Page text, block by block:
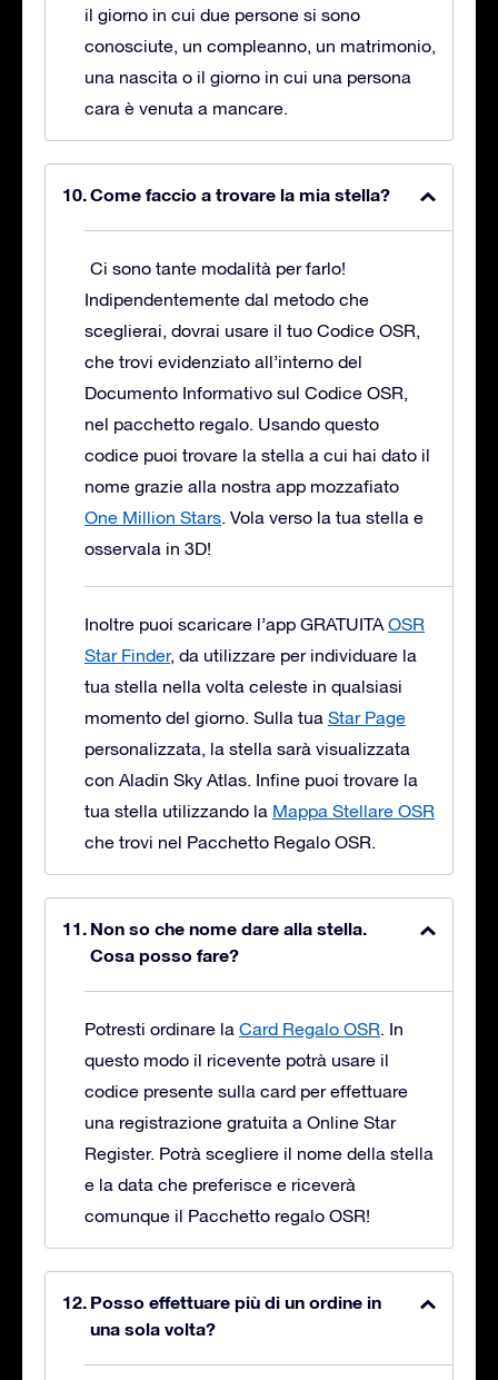
il giorno in cui due persone si sono
conosciute, un compleanno, un matrimonio,
una nascita o il giorno in cui una persona
cara è venuta a mancare.
Come faccio a trovare la mia stella?
Ci sono tante modalità per farlo!
Indipendentemente dal metodo che
sceglierai, dovrai usare il tuo Codice OSR,
che trovi evidenziato all’interno del
Documento Informativo sul Codice OSR,
nel pacchetto regalo. Usando questo
codice puoi trovare la stella a cui hai dato il
nome grazie alla nostra app mozzafiato
One Million Stars. Vola verso la tua stella e
osservala in 3D!
Inoltre puoi scaricare l’app GRATUITA OSR
Star Finder, da utilizzare per individuare la
tua stella nella volta celeste in qualsiasi
momento del giorno. Sulla tua Star Page
personalizzata, la stella sarà visualizzata
con Aladin Sky Atlas. Infine puoi trovare la
tua stella utilizzando la Mappa Stellare OSR
che trovi nel Pacchetto Regalo OSR.
Non so che nome dare alla stella.
Cosa posso fare?
Potresti ordinare la Card Regalo OSR. In
questo modo il ricevente potrà usare il
codice presente sulla card per effettuare
una registrazione gratuita a Online Star
Register. Potrà scegliere il nome della stella
e la data che preferisce e riceverà
comunque il Pacchetto regalo OSR!
Posso effettuare più di un ordine in
una sola volta?